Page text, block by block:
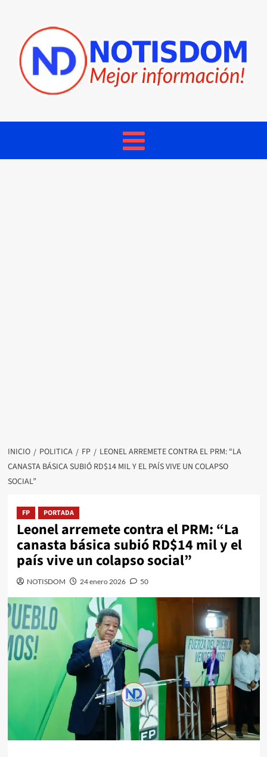
INICIO POLITICA FP
LEONEL ARREMETE CONTRA EL PRM: “LA
CANASTA BÁSICA SUBIÓ RD$14 MIL Y EL PAÍS VIVE UN COLAPSO
SOCIAL”
FP PORTADA
Leonel arremete contra el PRM: “La
canasta básica subió RD$14 mil y el
país vive un colapso social”
NOTISDOM 24 enero 2026 50